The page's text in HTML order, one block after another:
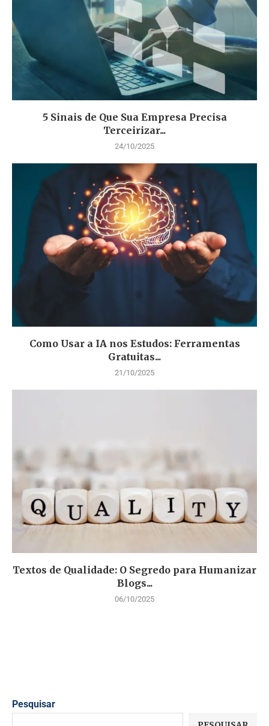
5 Sinais de Que Sua Empresa Precisa
Terceirizar...
24/10/2025
Como Usar a IA nos Estudos: Ferramentas
Gratuitas...
21/10/2025
Textos de Qualidade: O Segredo para Humanizar
Blogs...
06/10/2025
Pesquisar